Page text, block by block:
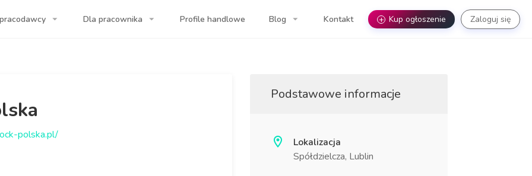
Twojej firmy! Dla pracownika Profile handlowe Blog Kontakt + Kup ogłoszenie Zaloguj się
polska.pl/
Podstawowe informacje
Lokalizacja
Spółdzielcza, Lublin